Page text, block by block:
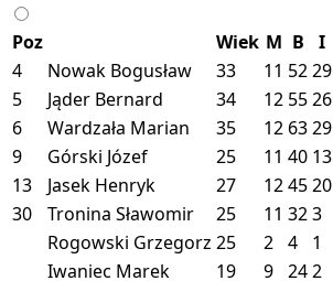
Poz Wiek M B I
4
Nowak Bogusław 33 11 5229
5
Jąder Bernard 34 12 5526
6
Wardzała Marian 35 12 6329
9
Górski Józef 25 11 40 13
13
Jasek Henryk 27 124520
30
Tronina Sławomir 25 11 323
Rogowski Grzegorz 25 2 4 1
Iwaniec Marek
19 9 242